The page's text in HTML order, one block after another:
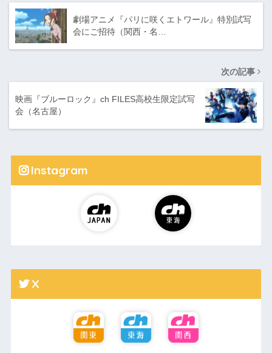
劇場アニメ『パリに咲くエトワール』特別試写
会にご招待（関西・名…
次の記事
映画『ブルーロック』ch FILES高校生限定試写
会（名古屋）
Instagram
X